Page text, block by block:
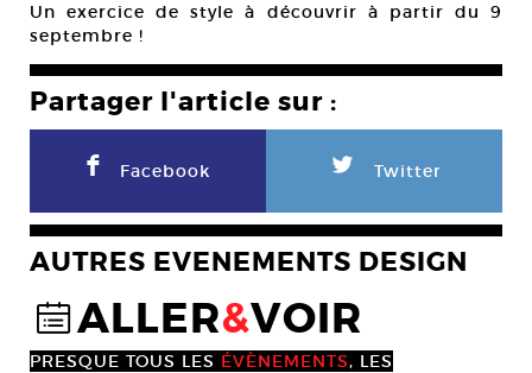
Un exercice de style à découvrir à partir du 9
septembre !
Partager l'article sur :
F Facebook L Twitter
AUTRES EVENEMENTS DESIGN
@ALLER&VOIR
PRESQUE TOUS LES ÉVÈNEMENTS, LES